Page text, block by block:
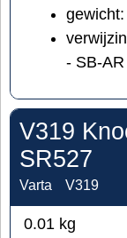
- SB-
V319
SR527
Varta V319
0.01 kg